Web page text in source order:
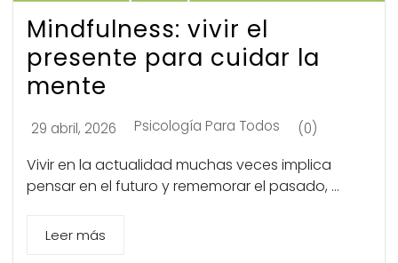
Mindfulness: vivir el
presente para cuidar la
mente
29 abril, 2026 Psicología Para Todos (0)
Vivir en la actualidad muchas veces implica
pensar en el futuro y rememorar el pasado, ...
Leer más